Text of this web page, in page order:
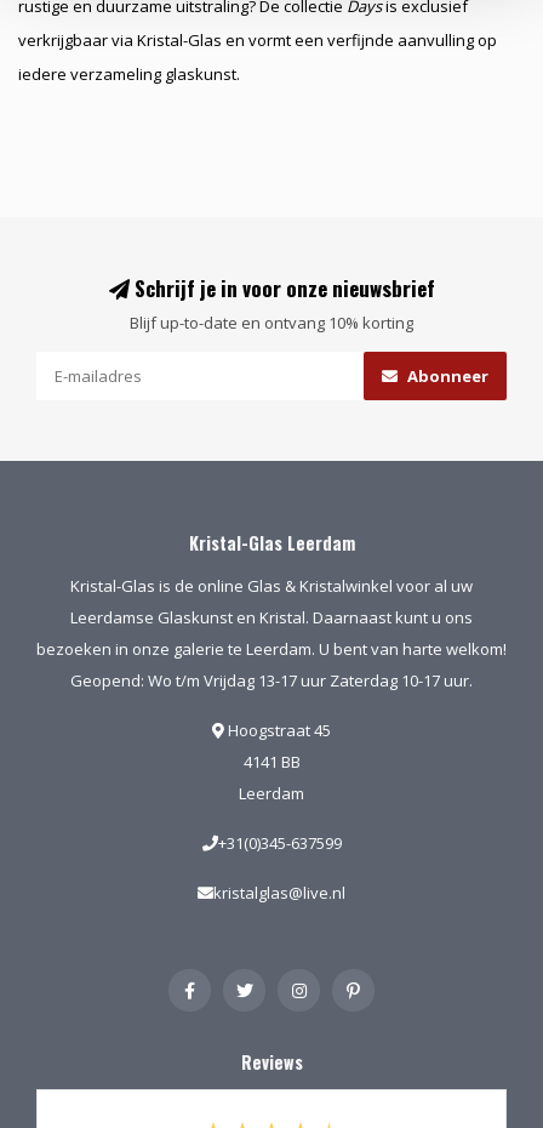
rustige en duurzame uitstraling? De collectie Daysis exclusief
verkrijgbaar via Kristal-Glas en vormt een verfijnde aanvulling op
iedere verzameling glaskunst.
Schrijf je in voor onze nieuwsbrief
Blijf up-to-date en ontvang 10% korting
Abonneer
Kristal-Glas Leerdam
Kristal-Glas is de online Glas & Kristalwinkel voor al uw
Leerdamse Glaskunst en Kristal. Daarnaast kunt u ons
bezoeken in onze galerie te Leerdam. U bent van harte welkom!
Geopend: Wo t/m Vrijdag 13-17 uur Zaterdag 10-17 uur.
Hoogstraat 45
4141 BB
Leerdam
+31(0)345-637599
kristalglas@live.nl
Reviews